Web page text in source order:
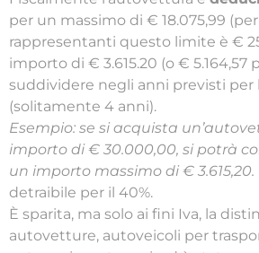
per un massimo di € 18.075,99
rappresentanti questo limite è €
importo di € 3.615.20 (o € 5.164,57
suddividere negli anni previsti per
(solitamente 4 anni).
Esempio: se si acquista
importo di € 30.000,00, si potrà
un importo massimo di € 3.615,20.
detraibile per il 40%.
È sparita, ma solo ai fini Iva, la
autovetture, autoveicoli per